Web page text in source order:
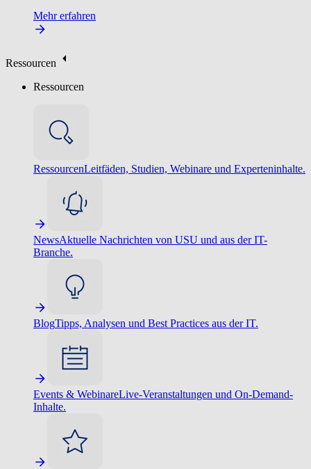
Mehr erfahren
Ressourcen
Ressourcen
RessourcenLeitfäden, Studien, Webinare und Experteninhalte.
NewsAktuelle Nachrichten von USU und aus der IT-
Branche.
BlogTipps, Analysen und Best Practices aus der IT.
Events & WebinareLive-Veranstaltungen und On-Demand-
Inhalte.